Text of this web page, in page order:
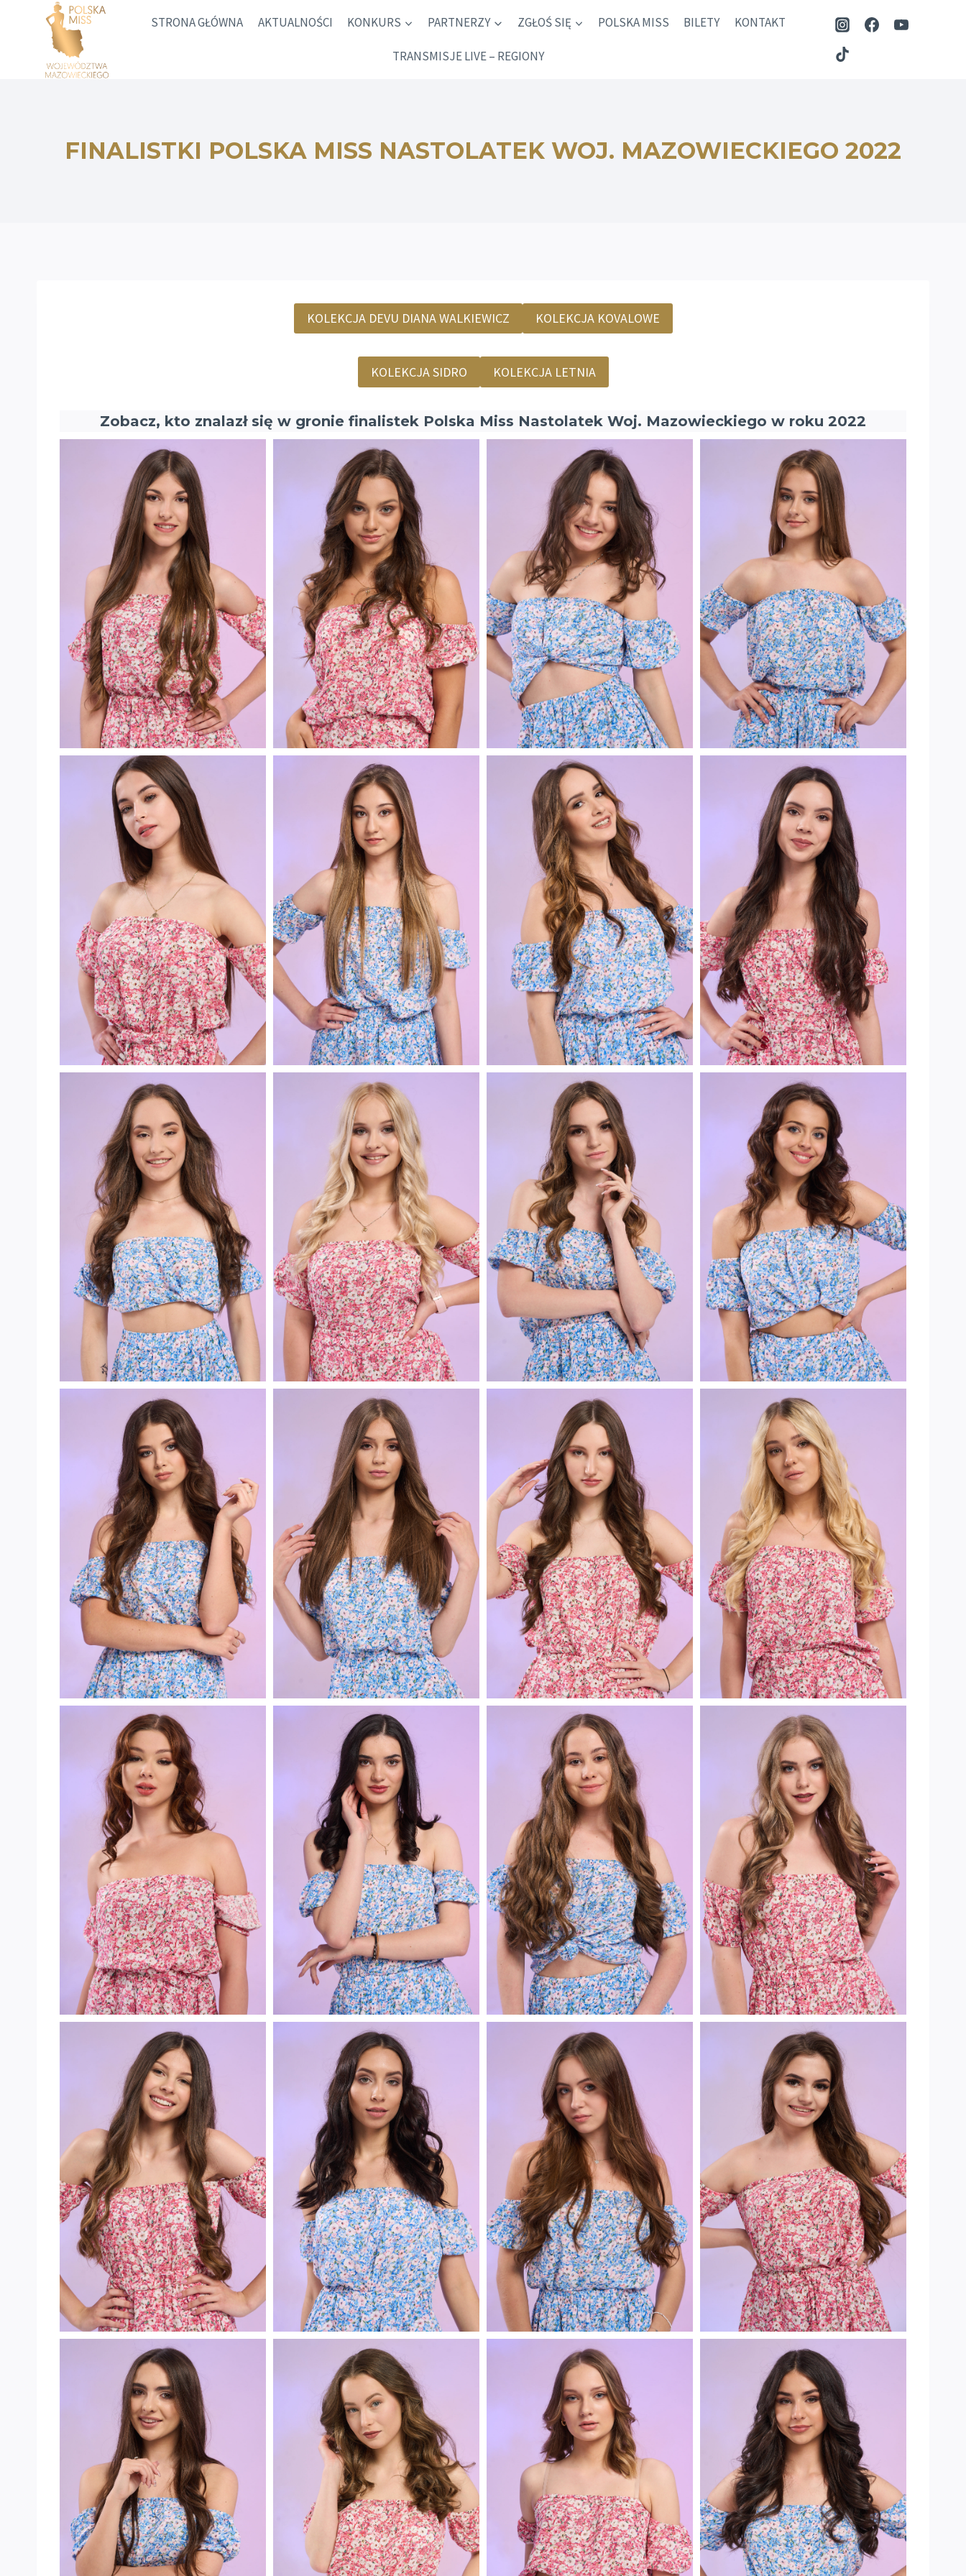
STRONA GŁÓWNA AKTUALNOŚCI KONKURS PARTNERZY ZGŁOŚ SIĘ POLSKA MISS BILETY KONTAKT
TRANSMISJE LIVE – REGIONY
FINALISTKI POLSKA MISS NASTOLATEK WOJ. MAZOWIECKIEGO 2022
KOLEKCJA DEVU DIANA WALKIEWICZ KOLEKCJA KOVALOWE
KOLEKCJA SIDRO KOLEKCJA LETNIA
Zobacz, kto znalazł się w gronie finalistek Polska Miss Nastolatek Woj. Mazowieckiego w roku 2022